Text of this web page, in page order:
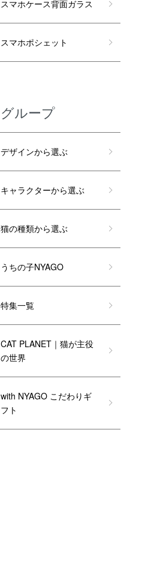
スマホケース背面ガラス
スマホポシェット
グループ
デザインから選ぶ
キャラクターから選ぶ
猫の種類から選ぶ
うちの子NYAGO
特集一覧
CAT PLANET｜猫が主役
の世界
with NYAGO こだわりギ
フト